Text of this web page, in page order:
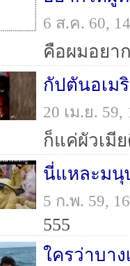
6 ส.ค. 60,
กัปตันอเม
20 เม.ย.
ก็แค่ผัวเมี
นี่แหละมนุ
5 ก.พ. 59,
555
ใครว่าบา